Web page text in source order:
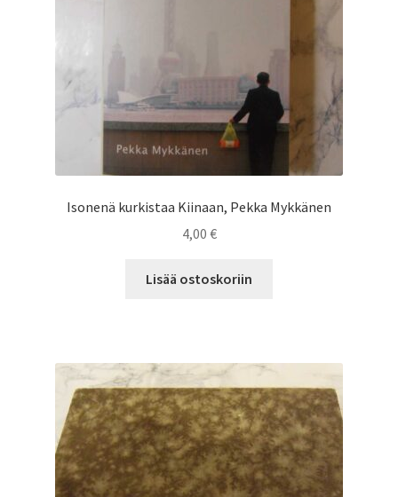
Isonenä kurkistaa Kiinaan, Pekka Mykkänen
4,00 €
Lisää ostoskoriin